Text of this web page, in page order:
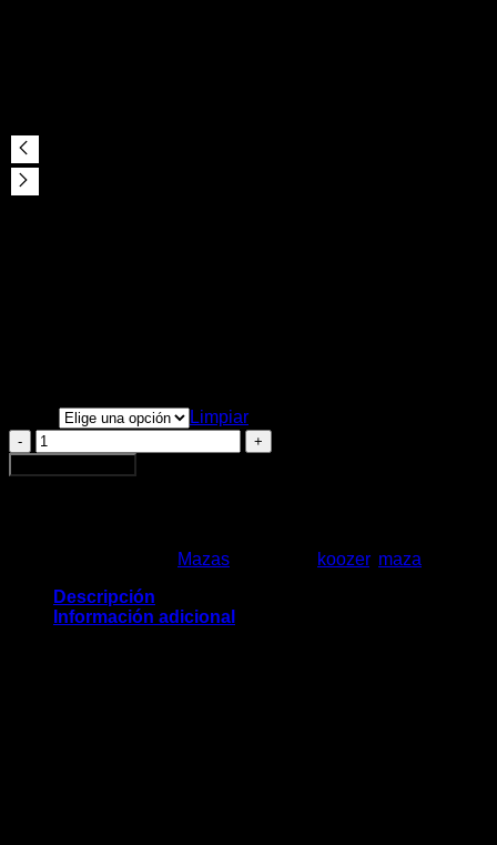
Limpiar
MAZA
TRASERA
KOOZER
cantidad
Mazas koozer, maza
Descripción
Información adicional